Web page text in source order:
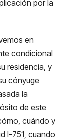
por la
en
condicional
residencia, y
cónyuge
la
de este
cuándo y
I-751, cuando